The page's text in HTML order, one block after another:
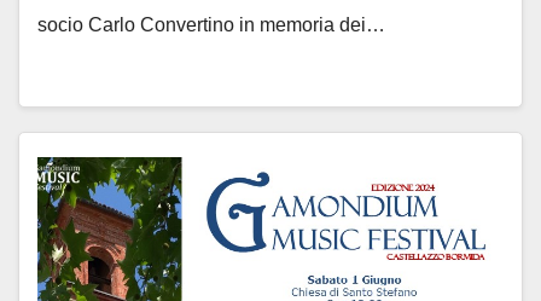
socio Carlo Convertino in memoria dei…